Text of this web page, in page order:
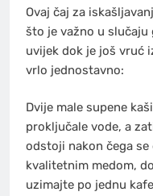
Ovaj čaj za
što je važno u slučaju
uvijek dok je još vruć
vrlo jednostavno:
Dvije male supene
proključale vode, a
odstoji nakon čega
kvalitetnim medom,
uzimajte po jednu